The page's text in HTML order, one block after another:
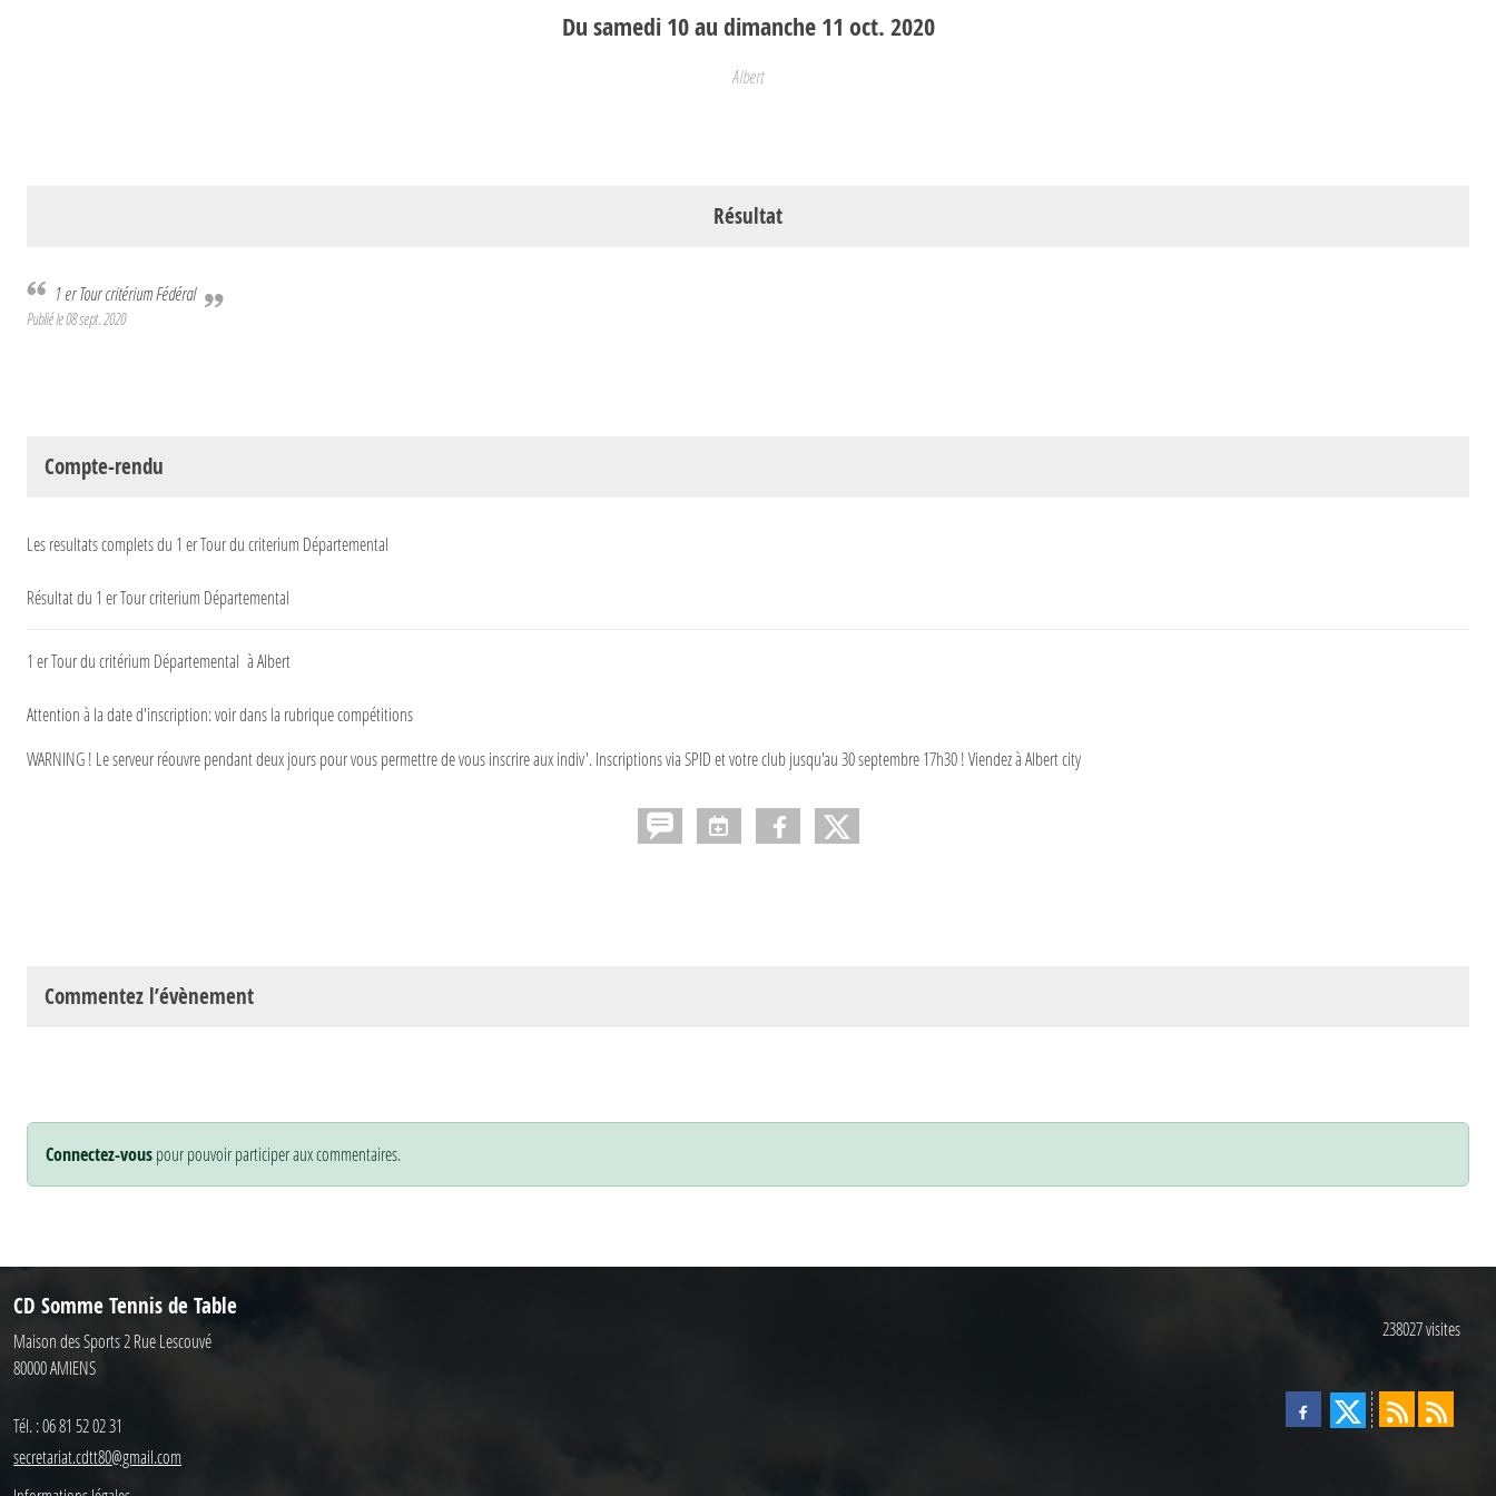
Dusamedi10audimanche11 oct.2020
Albert
Résultat
1 er Tour critérium Fédéral
Publié le08 sept. 2020
Compte-rendu
Les resultats complets du 1 er Tour du criterium Départemental
Résultat du 1 er Tour criterium Départemental
1 er Tour du critérium Départemental à Albert
Attention à la date d'inscription: voir dans la rubrique compétitions
WARNING ! Le serveur réouvre pendant deux jours pour vous permettre de vous inscrire aux indiv'. Inscriptions via SPID et votre club jusqu'au 30 septembre 17h30 ! Viendez à Albert city
Commentez l’évènement
Connectez-vouspour pouvoir participer aux commentaires.
CD Somme Tennis de Table
Maison des Sports 2 Rue Lescouvé
80000AMIENS
Tél. :06 81 52 02 31
secretariat.cdtt80@gmail.com
238027visites